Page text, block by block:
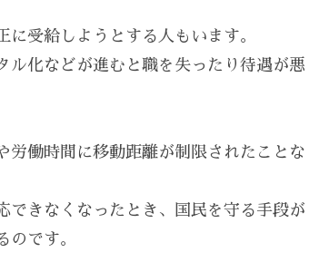
受給しようとする人もいます。
ル化などが進むと職を失ったり待遇が悪
労働時間に移動距離が制限されたことな
できなくなったとき、国民を守る手段が
です。